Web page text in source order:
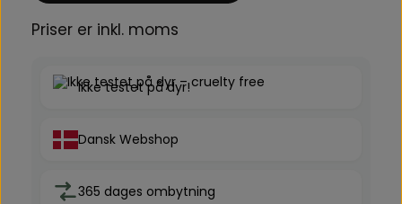
Priser er inkl. moms
Ikke testet på dyr!
Dansk Webshop
365 dages ombytning